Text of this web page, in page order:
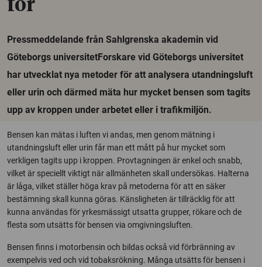
för
Pressmeddelande från Sahlgrenska akademin vid
Göteborgs universitetForskare vid Göteborgs universitet
har utvecklat nya metoder för att analysera utandningsluft
eller urin och därmed mäta hur mycket bensen som tagits
upp av kroppen under arbetet eller i trafikmiljön.
Bensen kan mätas i luften vi andas, men genom mätning i
utandningsluft eller urin får man ett mått på hur mycket som
verkligen tagits upp i kroppen. Provtagningen är enkel och snabb,
vilket är speciellt viktigt när allmänheten skall undersökas. Halterna
är låga, vilket ställer höga krav på metoderna för att en säker
bestämning skall kunna göras. Känsligheten är tillräcklig för att
kunna användas för yrkesmässigt utsatta grupper, rökare och de
flesta som utsätts för bensen via omgivningsluften.
Bensen finns i motorbensin och bildas också vid förbränning av
exempelvis ved och vid tobaksrökning. Många utsätts för bensen i